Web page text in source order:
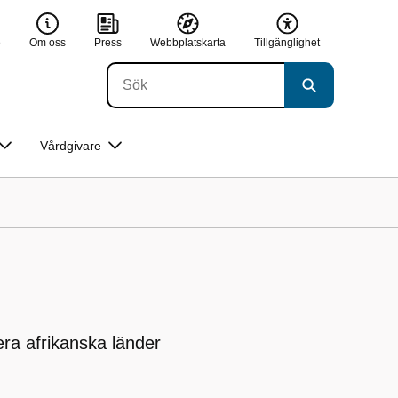
Om oss Press Webbplatskarta Tillgänglighet
Vårdgivare
afrikanska länder